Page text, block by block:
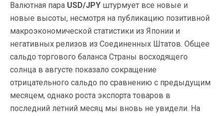
Валютная пара USD/JPY штурмует все новые и
новые высоты, несмотря на публикацию позитивной
макроэкономической статистики из Японии и
негативных релизов из Соединенных Штатов. Общее
сальдо торгового баланса Страны восходящего
солнца в августе показало сокращение
отрицательного сальдо по сравнению с предыдущим
месяцем, однако роста экспорта товаров в
последний летний месяц мы вновь не увидели. На